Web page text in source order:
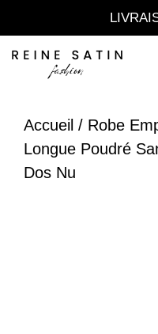
au
contenu
Accueil / Robe
Longue Poudré
Dos Nu